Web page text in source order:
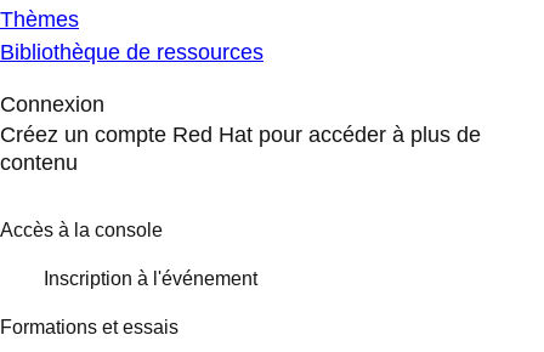
Thèmes
Bibliothèque de ressources
Connexion
Créez un compte Red Hat pour accéder à plus de
contenu
Accès à la console
Inscription à l'événement
Formations et essais